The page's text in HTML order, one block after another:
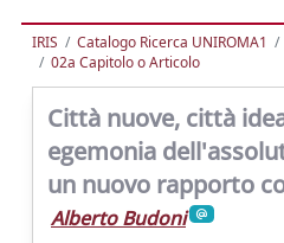
IRIS Catalogo Ricerca UNIROMA1
02a Capitolo o Articolo
Città nuove, città
egemonia
un nuovo rapporto
Alberto Budoni